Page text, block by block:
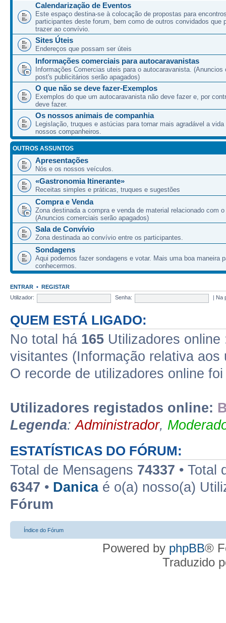
Calendarização de Eventos
Este espaço destina-se à colocação de propostas para
participantes deste forum, bem como de outros convidados que
trazer ao convívio.
Sites Úteis
Endereços que possam ser úteis
Informações comerciais para autocaravanistas
Informações Comercias uteis para o autocaravanista. (Anuncios
post's publicitários serão apagados)
O que não se deve fazer-Exemplos
Exemplos do que um autocaravanista não deve fazer e, por
deve fazer.
Os nossos animais de companhia
Legislação, truques e astúcias para tornar mais agradável a vida
nossos companheiros.
OUTROS ASSUNTOS
Apresentações
Nós e os nossos veículos.
«Gastronomia Itinerante»
Receitas simples e práticas, truques e sugestões
Compra e Venda
Zona destinada a compra e venda de material relacionado com
(Anuncios comerciais serão apagados)
Sala de Convívio
Zona destinada ao convívio entre os participantes.
Sondagens
Aqui podemos fazer sondagens e votar. Mais uma boa maneira
conhecermos.
ENTRAR • REGISTAR
Utilizador:
Senha: Na
QUEM ESTÁ LIGADO:
No total há 165 Utilizadores
visitantes (Informação relativa
O recorde de utilizadores online
Utilizadores registados online:
Legenda:Administrador,
ESTATÍSTICAS DO FÓRUM:
Total de Mensagens 74337 • Total
6347 • Danicaé o(a) nosso(a)
Fórum
Índice do Fórum
Powered by phpBB®
Traduzido